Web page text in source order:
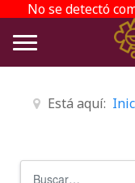
No se detectó
Está aquí: